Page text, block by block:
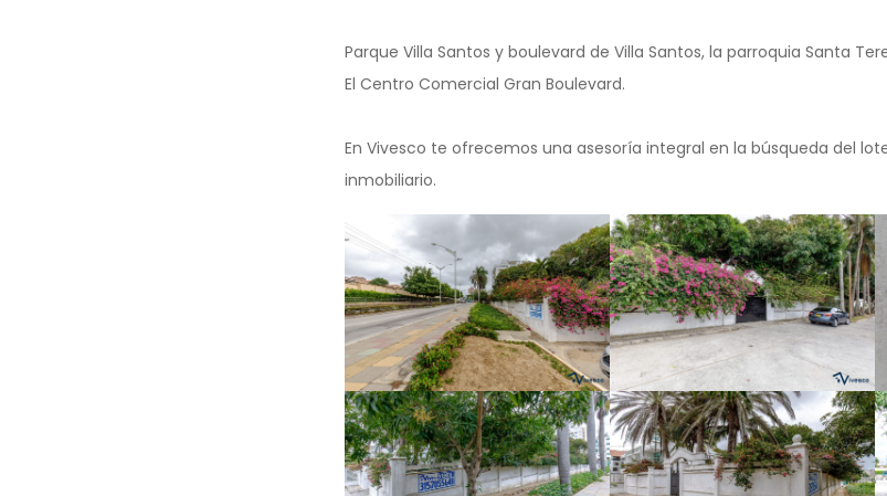
Parque Villa Santos y boulevard de Villa Santos, la parroquia Santa
El Centro Comercial Gran Boulevard.
En Vivesco te ofrecemos una asesoría integral en la búsqueda del
inmobiliario.